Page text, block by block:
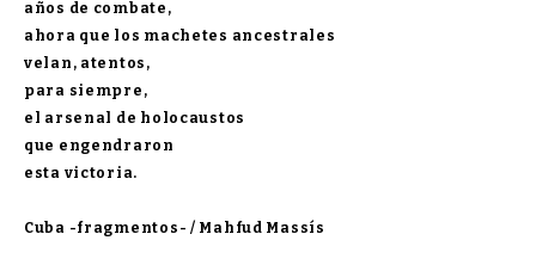
años de combate,
ahora que los machetes ancestrales
velan, atentos,
para siempre,
el arsenal de holocaustos
que engendraron
esta victoria.
Cuba -fragmentos- / Mahfud Massís